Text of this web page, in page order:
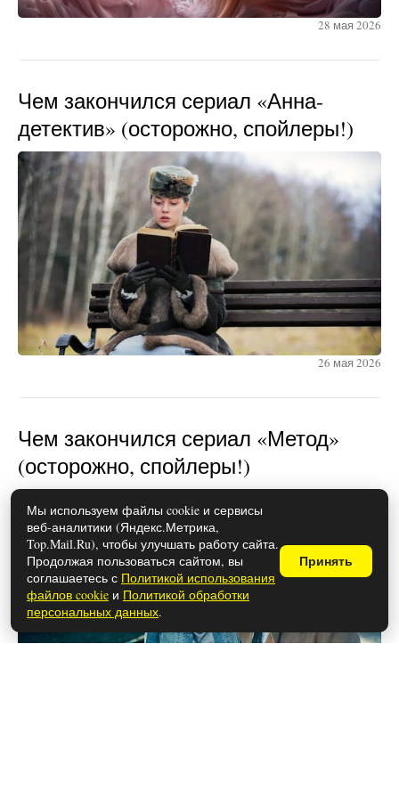
28 мая 2026
Чем закончился сериал «Анна-
детектив» (осторожно, спойлеры!)
26 мая 2026
Чем закончился сериал «Метод»
(осторожно, спойлеры!)
Мы используем файлы cookie и сервисы
веб-аналитики (Яндекс.Метрика,
Top.Mail.Ru), чтобы улучшать работу сайта.
Продолжая пользоваться сайтом, вы
соглашаетесь с Политикой использования
файлов cookie и Политикой обработки
персональных данных.
Принять